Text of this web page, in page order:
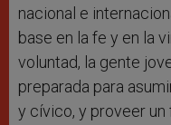
nacional e
base en la fe y en la
voluntad, la gente
preparada para
y cívico, y proveer